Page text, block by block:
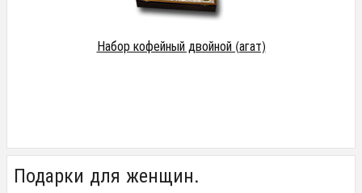
Набор кофейный двойной (агат)
Подарки для женщин.